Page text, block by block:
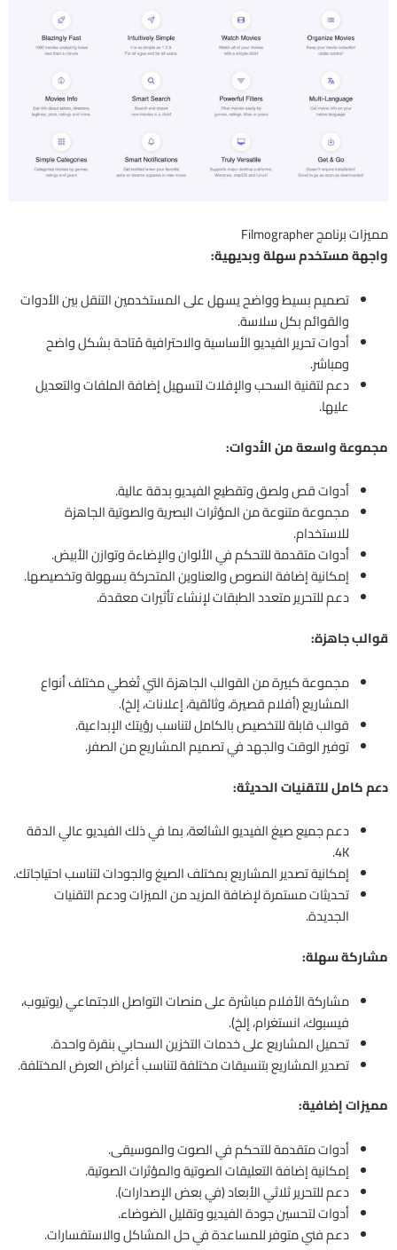
مميزات برنامج Filmographer
واجهة مستخدم سهلة وبديهية:
تصميم بسيط وواضح يسهل على المستخدمين التنقل بين الأدوات
والقوائم بكل سلاسة.
أدوات تحرير الفيديو الأساسية والاحترافية مُتاحة بشكل واضح
ومباشر.
دعم لتقنية السحب والإفلات لتسهيل إضافة الملفات والتعديل
عليها.
مجموعة واسعة من الأدوات:
أدوات قص ولصق وتقطيع الفيديو بدقة عالية.
مجموعة متنوعة من المؤثرات البصرية والصوتية الجاهزة
للاستخدام.
أدوات متقدمة للتحكم في الألوان والإضاءة وتوازن الأبيض.
إمكانية إضافة النصوص والعناوين المتحركة بسهولة وتخصيصها.
دعم للتحرير متعدد الطبقات لإنشاء تأثيرات معقدة.
قوالب جاهزة:
مجموعة كبيرة من القوالب الجاهزة التي تُغطي مختلف أنواع
المشاريع (أفلام قصيرة، وثائقية، إعلانات، إلخ).
قوالب قابلة للتخصيص بالكامل لتناسب رؤيتك الإبداعية.
توفير الوقت والجهد في تصميم المشاريع من الصفر.
دعم كامل للتقنيات الحديثة:
دعم جميع صيغ الفيديو الشائعة، بما في ذلك الفيديو عالي الدقة
4K.
إمكانية تصدير المشاريع بمختلف الصيغ والجودات لتناسب احتياجاتك.
تحديثات مستمرة لإضافة المزيد من الميزات ودعم التقنيات
الجديدة.
مشاركة سهلة:
مشاركة الأفلام مباشرة على منصات التواصل الاجتماعي (يوتيوب،
فيسبوك، انستغرام، إلخ).
تحميل المشاريع على خدمات التخزين السحابي بنقرة واحدة.
تصدير المشاريع بتنسيقات مختلفة لتناسب أغراض العرض المختلفة.
مميزات إضافية:
أدوات متقدمة للتحكم في الصوت والموسيقى.
إمكانية إضافة التعليقات الصوتية والمؤثرات الصوتية.
دعم للتحرير ثلاثي الأبعاد (في بعض الإصدارات).
أدوات لتحسين جودة الفيديو وتقليل الضوضاء.
دعم فني متوفر للمساعدة في حل المشاكل والاستفسارات.